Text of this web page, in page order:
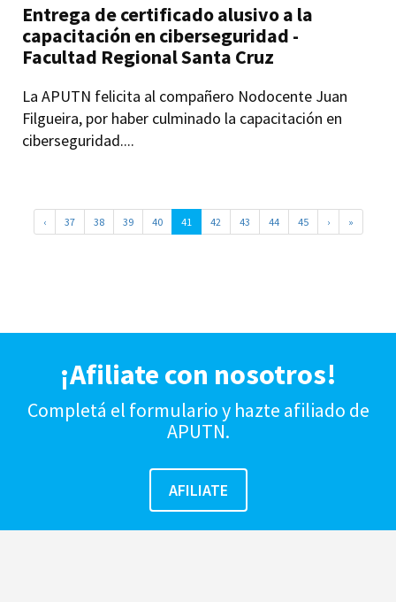
Entrega de certificado alusivo a la
capacitación en ciberseguridad -
Facultad Regional Santa Cruz
La APUTN felicita al compañero Nodocente Juan
Filgueira, por haber culminado la capacitación en
ciberseguridad....
‹ 37 38 39 40 41 42 43 44 45 › »
¡Afiliate con nosotros!
Completá el formulario y hazte afiliado de
APUTN.